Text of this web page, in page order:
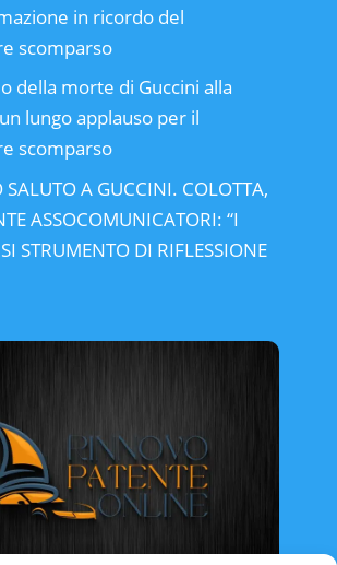
in ricordo del
scomparso
della morte di Guccini alla
lungo applauso per il
scomparso
SALUTO A GUCCINI. COLOTTA,
ASSOCOMUNICATORI: “I
STRUMENTO DI RIFLESSIONE